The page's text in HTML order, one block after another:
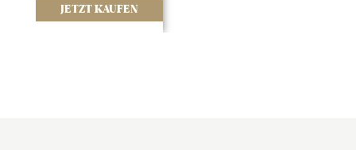
JETZT KAUFEN